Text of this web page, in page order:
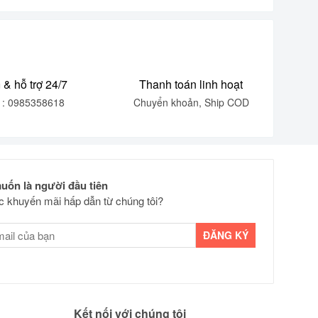
hỗ trợ 24/7
0985358618
Thanh toán linh hoạt
Chuyển khoản, Ship COD
là người đầu tiên
khuyến mãi hấp dẫn từ chúng tôi?
Kết nối với chúng tôi